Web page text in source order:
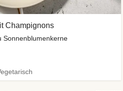
Champignons
Sonnenblumenkerne